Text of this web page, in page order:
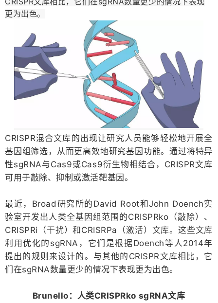
更为出色。
CRISPR混合文库的出现让研究人员能够轻松地开展全
基因组筛选，从而更高效地研究基因功能。通过将特异
性sgRNA与Cas9或Cas9衍生物相结合，CRISPR文库
可用于敲除、抑制或激活靶基因。
最近，Broad研究所的David Root和John Doench实
验室开发出人类全基因组范围的CRISPRko（敲除）、
CRISPRi（干扰）和CRISRPa（激活）文库。这些文库
利用优化的sgRNA，它们是根据Doench等人2014年
提出的规则来设计的。与其他的CRISPR文库相比，它
们在sgRNA数量更少的情况下表现更为出色。
Brunello：人类CRISPRko sgRNA文库